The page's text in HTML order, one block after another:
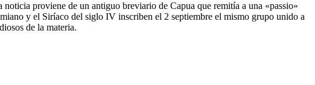
proviene de un antiguo breviario de Capua que remitía a una «passio»
y el Siríaco del siglo IV inscriben el 2 septiembre el mismo grupo unido a
de la materia.